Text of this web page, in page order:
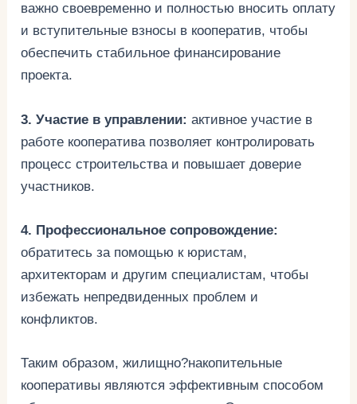
важно своевременно и полностью вносить оплату
и вступительные взносы в кооператив, чтобы
обеспечить стабильное финансирование
проекта.
3. Участие в управлении: активное участие в
работе кооператива позволяет контролировать
процесс строительства и повышает доверие
участников.
4. Профессиональное сопровождение:
обратитесь за помощью к юристам,
архитекторам и другим специалистам, чтобы
избежать непредвиденных проблем и
конфликтов.
Таким образом, жилищно?накопительные
кооперативы являются эффективным способом